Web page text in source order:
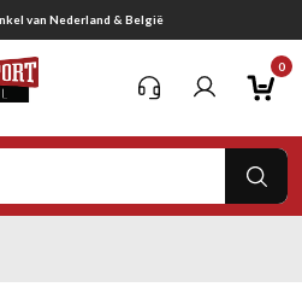
Gratis verzending vanaf € 75,-
0